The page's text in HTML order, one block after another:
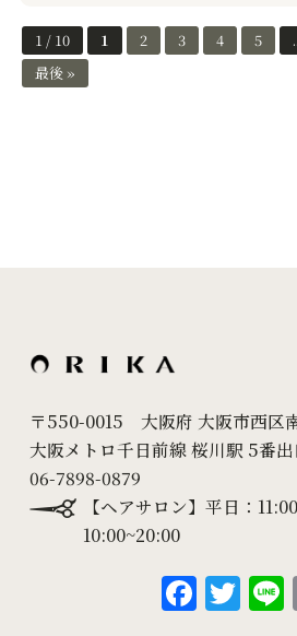
1 / 10 1 2 3 4 5
最後 »
〒550-0015 大阪府 大阪市西区
大阪メトロ千日前線 桜川駅 5番
06-7898-0879
【ヘアサロン】平日：
10:00~20:00
F T